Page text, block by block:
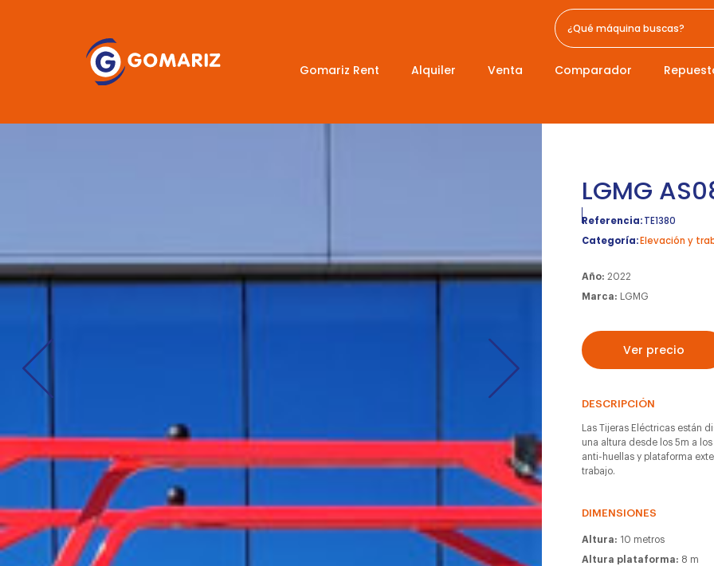
Gomariz Rent Alquiler Venta Comparador
LGMG
Referencia:TE1380
Categoría:Elevación y
Año:2022
Marca: LGMG
Ver precio
DESCRIPCIÓN
Las Tijeras Eléctricas están
una altura desde los 5m a
anti-huellas y plataforma
trabajo.
DIMENSIONES
Altura: 10 metros
Altura plataforma: 8 m